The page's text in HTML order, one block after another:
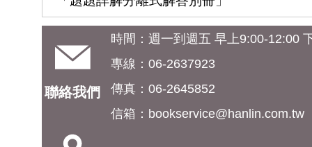
聯絡我們
時間：週一到週五 早上9:00-12:00
專線：06-2637923
傳真：06-2645852
信箱： bookservice@hanlin.com.tw